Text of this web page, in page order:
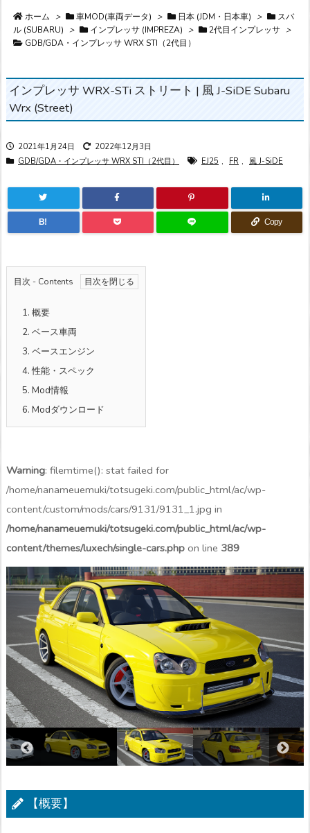
ホーム > 車MOD(車両データ) > 日本 (JDM・日本車) >
スバ
ル (SUBARU)
> インプレッサ (IMPREZA) > 2代目インプレッサ >
GDB/GDA・インプレッサ WRX STI（2代目）
インプレッサ WRX-STi ストリート | 風 J-SiDE Subaru
Wrx (Street)
2021年1月24日
2022年12月3日
GDB/GDA・インプレッサ WRX STI（2代目）
EJ25 , FR , 風 J-SiDE
B! Copy
目次 - Contents
1. 概要
2. ベース車両
3. ベースエンジン
4.性能・スペック
5. Mod情報
6. Modダウンロード
Warning: filemtime(): stat failed for
/home/nanameuemuki/totsugeki.com/public_html/ac/wp-
content/custom/mods/cars/9131/9131_1.jpg in
/home/nanameuemuki/totsugeki.com/public_html/ac/wp-
content/themes/luxech/single-cars.php on line 389
【概要】